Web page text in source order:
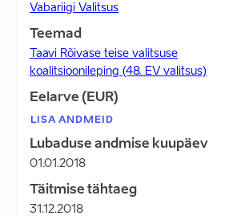
Vabariigi Valitsus
Teemad
Taavi Rõivase teise valitsuse
koalitsioonileping (48. EV valitsus)
Eelarve (EUR)
LISA ANDMEID
Lubaduse andmise kuupäev
01.01.2018
Täitmise tähtaeg
31.12.2018